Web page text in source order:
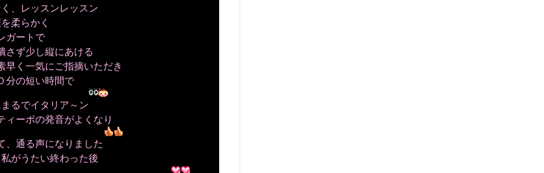
、レッスンレッスン
柔らかく
ガートで
さず少し縦にあける
早く一気にご指摘いただき
分の短い時間で
るでイタリア～ン
ィーボの発音がよくなり
、通る声になりました
がうたい終わった後